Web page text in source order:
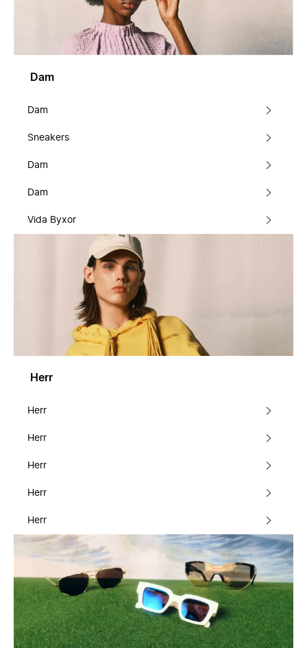
Dam
Dam
Sneakers
Dam
Dam
Vida Byxor
Herr
Herr
Herr
Herr
Herr
Herr